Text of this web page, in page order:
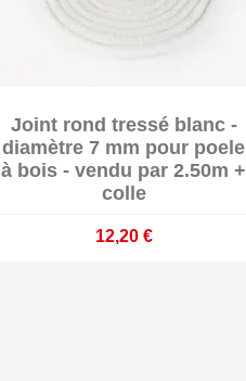
 En stock
Joint rond tressé blanc -
diamètre 7 mm pour poele
à bois - vendu par 2.50m +
colle
12,20 €